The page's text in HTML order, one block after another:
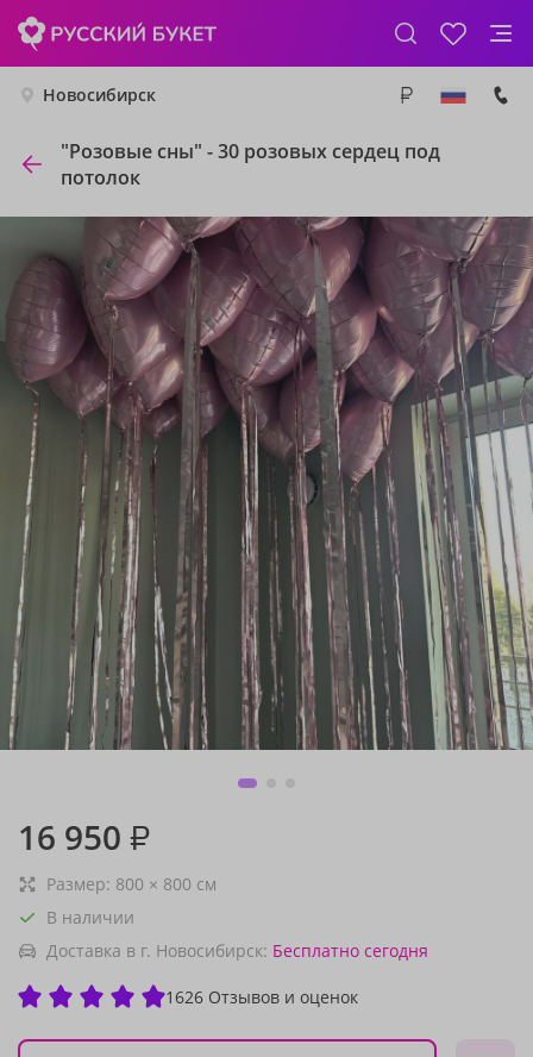
Новосибирск
"Розовые сны" - 30 розовых сердец под
потолок
16 950 ₽
Размер: 800 × 800 см
В наличии
Доставка в г. Новосибирск: Бесплатно сегодня
1626 Отзывов и оценок